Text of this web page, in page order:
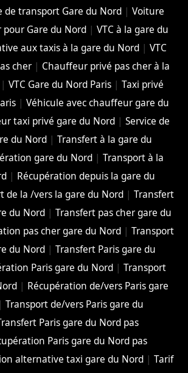
de transport Gare du Nord| Voiture
Gare du Nord| VTC à la gare du
aux taxis à la gare du Nord| VTC
cher| Chauffeur privé pas cher à la
VTC Gare du Nord Paris| Taxi privé
|Véhicule avec chauffeur gare du
taxi privé gare du Nord |Service de
du Nord| Transfert à la gare du
gare du Nord| Transport à la
| Récupération depuis la gare du
de la /vers la gare du Nord| Transfert
du Nord| Transfert pas cher gare du
pas cher gare du Nord |Transport
du Nord |Transfert Paris gare du
Paris gare du Nord |Transport
| Récupération de/vers Paris gare
|Transport de/vers Paris gare du
Paris gare du Nord pas
Paris gare du Nord pas
alternative taxi gare du Nord| Tarif